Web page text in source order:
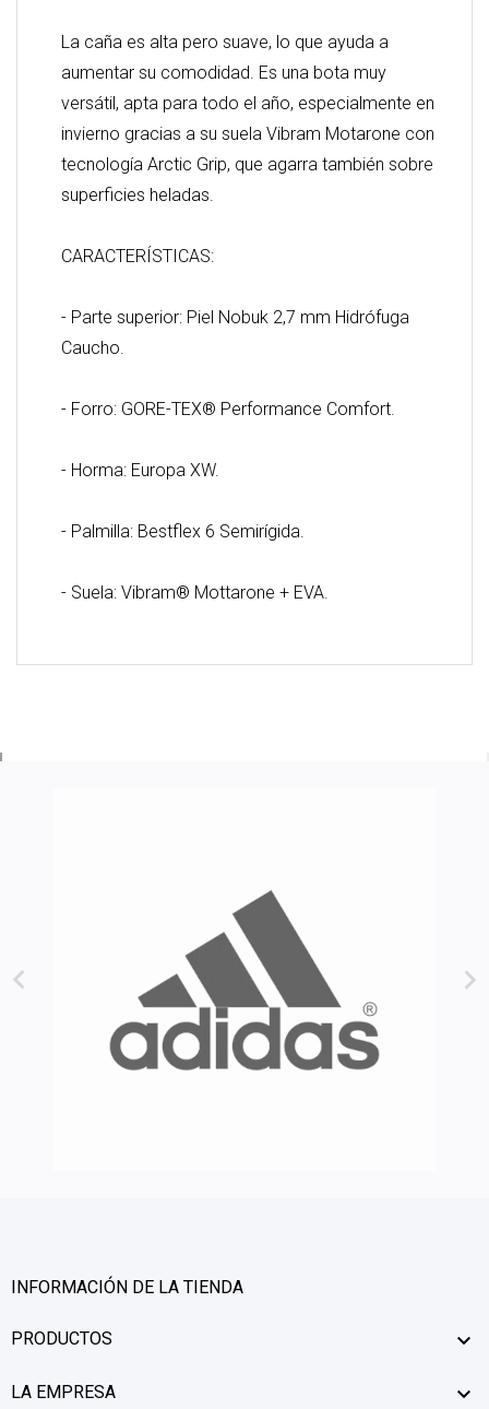
La caña es alta pero suave, lo que ayuda a
aumentar su comodidad. Es una bota muy
versátil, apta para todo el año, especialmente en
invierno gracias a su suela Vibram Motarone con
tecnología Arctic Grip, que agarra también sobre
superficies heladas.
CARACTERÍSTICAS:
- Parte superior: Piel Nobuk 2,7 mm Hidrófuga
Caucho.
- Forro: GORE-TEX® Performance Comfort.
- Horma: Europa XW.
- Palmilla: Bestflex 6 Semirígida.
- Suela: Vibram® Mottarone + EVA.
 
INFORMACIÓN DE LA TIENDA
PRODUCTOS 
LA EMPRESA 